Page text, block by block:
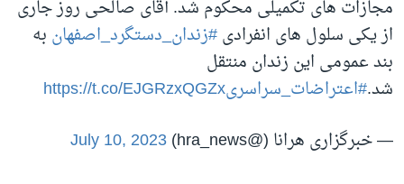
مجازات های تکمیلی محکوم شد. آقای صالحی روز جاری
از یکی سلول های انفرادی#زندان_دستگرد_اصفهان به
بند عمومی این زندان منتقل
شد.#اعتراضات_سراسریhttps://t.co/EJGRzxQGZx
— خبرگزاری هرانا (@hra_news)
July 10, 2023